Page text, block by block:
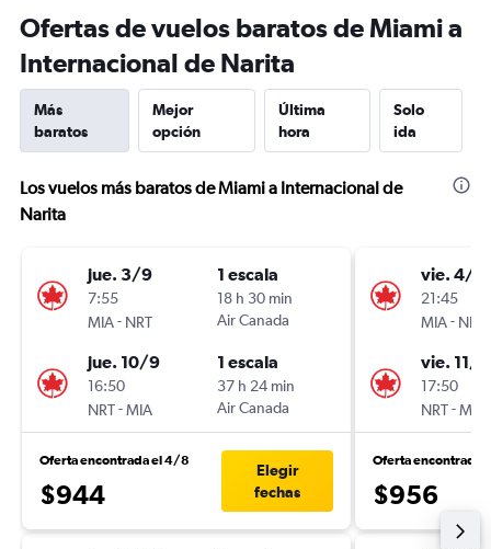
Ofertas de vuelos baratos de Miami a
Internacional de Narita
Más
baratos
Mejor
opción
Última
hora
Solo
ida
Los vuelos más baratos de Miami a Internacional de
Narita
jue. 3/9
7:55
MIA- NRT
1 escala
18 h 30 min
Air Canada
jue. 10/9
16:50
NRT-MIA
1 escala
37 h 24 min
Air Canada
Oferta encontrada el 4/8
$944
Elegir
fechas
vie. 4/9
21:45
MIA- NRT
vie. 11/9
17:50
NRT-MIA
Oferta encontrada
$956